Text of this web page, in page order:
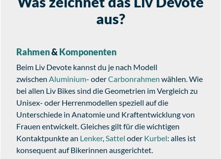
aus?
Rahmen&Komponenten
Beim Liv Devote kannst du je nach Modell
zwischen Aluminium- oderCarbonrahmen wählen. Wie
bei allen Liv Bikes sind die Geometrien im Vergleich zu
Unisex- oder Herrenmodellen speziell auf die
Unterschiede in Anatomie und Kraftentwicklung von
Frauen entwickelt. Gleiches gilt für die wichtigen
Kontaktpunkte an Lenker,Sattel oder Kurbel: alles ist
konsequent auf Bikerinnen ausgerichtet.